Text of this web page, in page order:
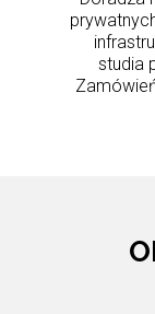
studia